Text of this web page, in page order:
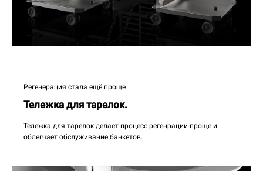
Регенерация стала ещё проще
Тележка для тарелок.
Тележка для тарелок делает процесс регенрации проще и
облегчает обслуживание банкетов.